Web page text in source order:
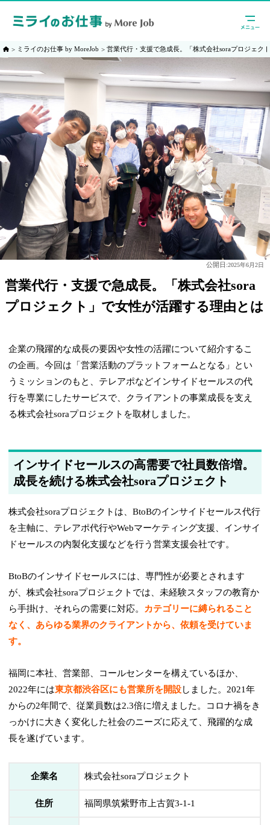
ミライのお仕事 by MoreJob 営業代行・支援で急成長。「株式会社soraプロジェク
公開日:2025年6月2日
営業代行・支援で急成長。「株式会社sora
プロジェクト」で女性が活躍する理由とは
企業の飛躍的な成長の要因や女性の活躍について紹介するこ
の企画。今回は「営業活動のプラットフォームとなる」とい
うミッションのもと、テレアポなどインサイドセールスの代
行を専業にしたサービスで、クライアントの事業成長を支え
る株式会社soraプロジェクトを取材しました。
インサイドセールスの高需要で社員数倍増。
成長を続ける株式会社soraプロジェクト
株式会社soraプロジェクトは、BtoBのインサイドセールス代行
を主軸に、テレアポ代行やWebマーケティング支援、インサイ
ドセールスの内製化支援などを行う営業支援会社です。
BtoBのインサイドセールスには、専門性が必要とされます
が、株式会社soraプロジェクトでは、未経験スタッフの教育か
ら手掛け、それらの需要に対応。
カテゴリーに縛られること
なく、あらゆる業界のクライアントから、依頼を受けていま
す。
福岡に本社、営業部、コールセンターを構えているほか、
2022年には東京都渋谷区にも営業所を開設しました。2021年
からの2年間で、従業員数は2.3倍に増えました。コロナ禍をき
っかけに大きく変化した社会のニーズに応えて、飛躍的な成
長を遂げています。
企業名 株式会社soraプロジェクト
住所 福岡県筑紫野市上古賀3-1-1